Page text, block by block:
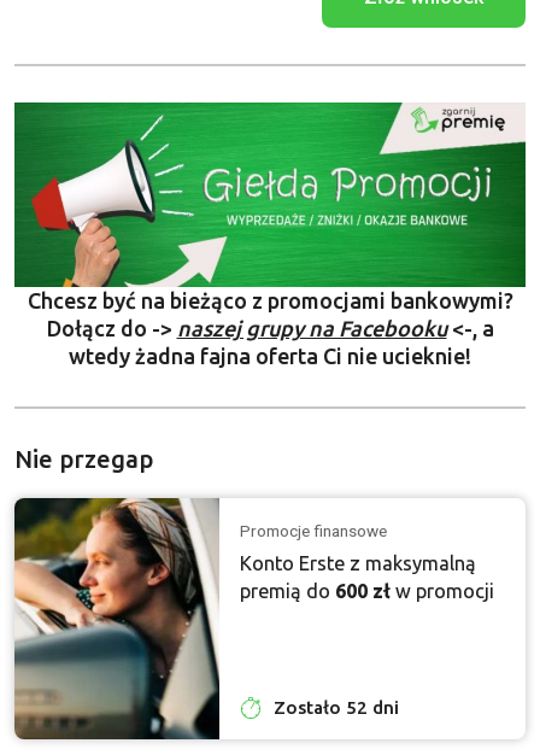
Chcesz być na bieżąco z promocjami bankowymi?
Dołącz do -> naszej grupy na Facebooku<-, a
wtedy żadna fajna oferta Ci nie ucieknie!
Nie przegap
Promocje finansowe
Konto Erste z maksymalną
premią do 600 zł w promocji
Zostało 52 dni